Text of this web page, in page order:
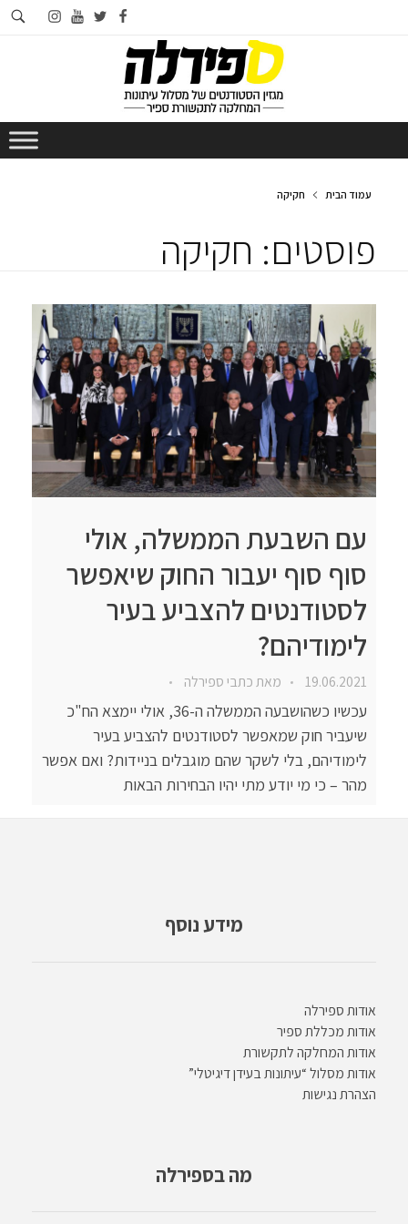
facebook
twitter
youtube
instagram
עמוד הבית חקיקה
פוסטים: חקיקה
עם השבעת הממשלה, אולי
סוף סוף יעבור החוק שיאפשר
לסטודנטים להצביע בעיר
לימודיהם?
19.06.2021 מאתכתבי ספירלה
עכשיו כשהושבעה הממשלה ה-36, אולי יימצא הח"כ
שיעביר חוק שמאפשר לסטודנטים להצביע בעיר
לימודיהם, בלי לשקר שהם מוגבלים בניידות? ואם אפשר
מהר – כי מי יודע מתי יהיו הבחירות הבאות
מידע נוסף
אודות ספירלה
אודות מכללת ספיר
אודות המחלקה לתקשורת
אודות מסלול “עיתונות בעידן דיגיטלי”
הצהרת נגישות
מה בספירלה